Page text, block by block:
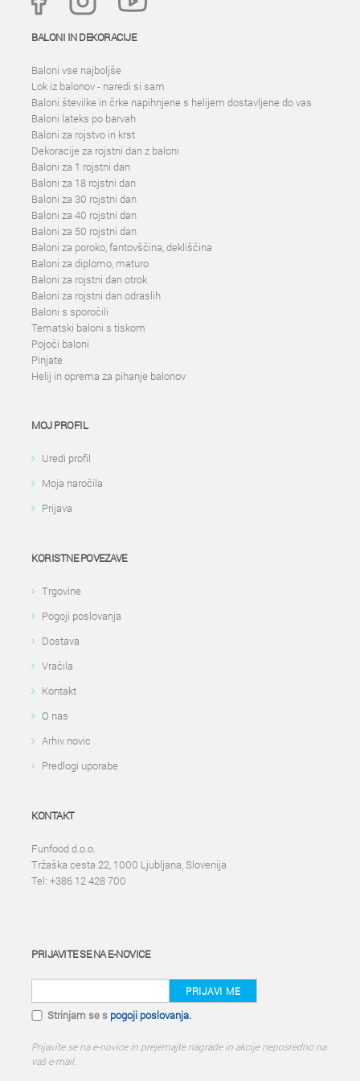
BALONI IN DEKORACIJE
Baloni vse najboljše
Lok iz balonov - naredi si sam
Baloni številke in črke napihnjene s helijem dostavljene do vas
Baloni lateks po barvah
Baloni za rojstvo in krst
Dekoracije za rojstni dan z baloni
Baloni za 1 rojstni dan
Baloni za 18 rojstni dan
Baloni za 30 rojstni dan
Baloni za 40 rojstni dan
Baloni za 50 rojstni dan
Baloni za poroko, fantovščina, dekliščina
Baloni za diplomo, maturo
Baloni za rojstni dan otrok
Baloni za rojstni dan odraslih
Baloni s sporočili
Tematski baloni s tiskom
Pojoči baloni
Pinjate
Helij in oprema za pihanje balonov
MOJ PROFIL
Uredi profil
Moja naročila
Prijava
KORISTNE POVEZAVE
Trgovine
Pogoji poslovanja
Dostava
Vračila
Kontakt
O nas
Arhiv novic
Predlogi uporabe
KONTAKT
Funfood d.o.o.
Tržaška cesta 22, 1000 Ljubljana, Slovenija
Tel: +386 12 428 700
PRIJAVITE SE NA E-NOVICE
PRIJAVI ME
Strinjam se s pogoji poslovanja.
Prijavite se na e-novice in prejemajte nagrade in akcije neposredno na
vaš e-mail.